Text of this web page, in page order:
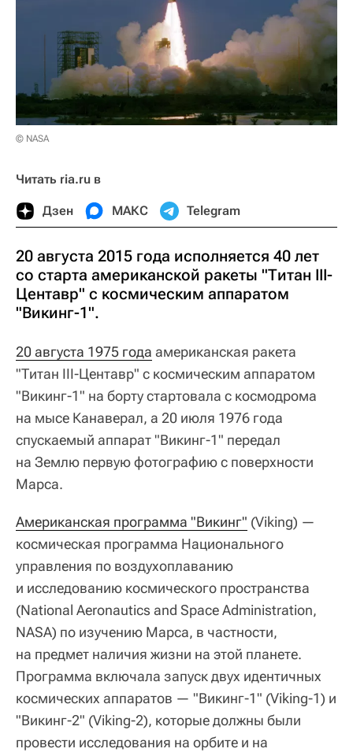
© NASA
Читать ria.ru в
Дзен МАКС Telegram
20 августа 2015 года исполняется 40 лет
со старта американской ракеты "Титан III-
Центавр" с космическим аппаратом
"Викинг-1".
20 августа 1975 года американская ракета
"Титан III-Центавр" с космическим аппаратом
"Викинг-1" на борту стартовала с космодрома
на мысе Канаверал, а 20 июля 1976 года
спускаемый аппарат "Викинг-1" передал
на Землю первую фотографию с поверхности
Марса.
Американская программа "Викинг" (Viking) —
космическая программа Национального
управления по воздухоплаванию
и исследованию космического пространства
(National Aeronautics and Space Administration,
NASA) по изучению Марса, в частности,
на предмет наличия жизни на этой планете.
Программа включала запуск двух идентичных
космических аппаратов — "Викинг-1" (Viking-1) и
"Викинг-2" (Viking-2), которые должны были
провести исследования на орбите и на